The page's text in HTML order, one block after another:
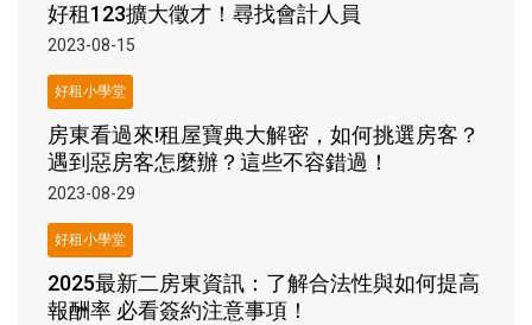
好租123擴大徵才！尋找會計人員
2023-08-15
好租小學堂
房東看過來!租屋寶典大解密，如何挑選房客？
遇到惡房客怎麼辦？這些不容錯過！
2023-08-29
好租小學堂
2025最新二房東資訊：了解合法性與如何提高
報酬率 必看簽約注意事項！